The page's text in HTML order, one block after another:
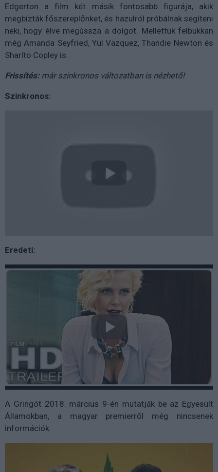
Edgerton a film két másik fontosabb figurája, akik
megbízták főszereplőnket, és hazulról próbálnak segíteni
neki, hogy élve megússza a dolgot. Mellettük felbukkan
még Amanda Seyfried, Yul Vazquez, Thandie Newton és
Sharlto Copley is.
Frissítés:már szinkronos változatban is nézhető!
Szinkronos:
Eredeti:
A Gringót 2018. március 9-én mutatják be az Egyesült
Államokban, a magyar premierről még nincsenek
információk.